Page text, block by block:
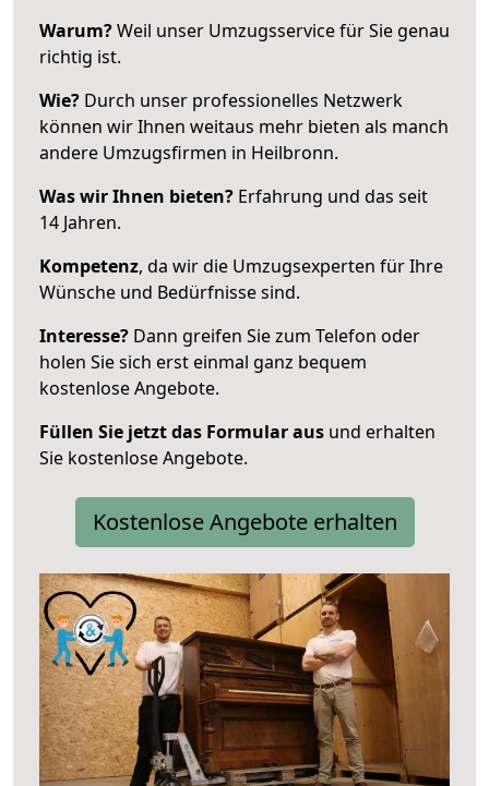
Warum?Weil unser Umzugsservice für Sie genau
richtig ist.
Wie? Durch unser professionelles Netzwerk
können wir Ihnen weitaus mehr bieten als manch
andere Umzugsfirmen in Heilbronn.
Was wir Ihnen bieten? Erfahrung und das seit
14 Jahren.
Kompetenz, da wir die Umzugsexperten für Ihre
Wünsche und Bedürfnisse sind.
Interesse? Dann greifen Sie zum Telefon oder
holen Sie sich erst einmal ganz bequem
kostenlose Angebote.
Füllen Sie jetzt das Formular aus und erhalten
Sie kostenlose Angebote.
Kostenlose Angebote erhalten